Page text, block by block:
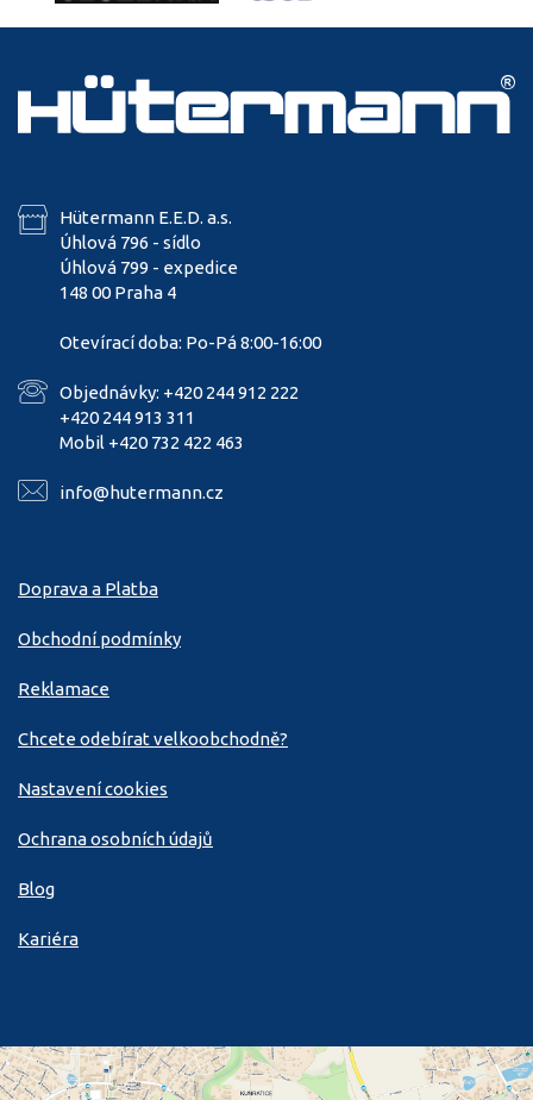
Hütermann E.E.D. a.s.
Úhlová 796 - sídlo
Úhlová 799 - expedice
148 00 Praha 4
Otevírací doba: Po-Pá 8:00-16:00
Objednávky: +420 244 912 222
+420 244 913 311
Mobil +420 732 422 463
info@hutermann.cz
Doprava a Platba
Obchodní podmínky
Reklamace
Chcete odebírat velkoobchodně?
Nastavení cookies
Ochrana osobních údajů
Blog
Kariéra